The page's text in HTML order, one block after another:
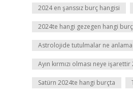
2024 en şanssız burç hangisi
2024te hangi gezegen hangi
Astrolojide tutulmalar ne
Ayın kırmızı olması neye
Satürn 2024te hangi burçta